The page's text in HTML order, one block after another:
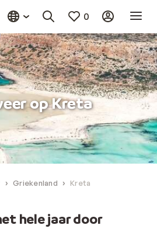
0
op Kreta
Griekenland Kreta
hele jaar door